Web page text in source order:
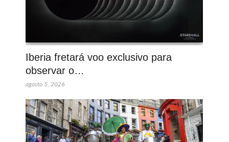
Iberia fretará voo exclusivo para
observar o…
agosto 5, 2026